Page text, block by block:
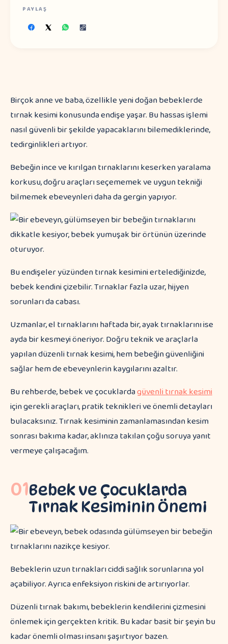
PAYLAŞ
Birçok anne ve baba, özellikle yeni doğan bebeklerde
tırnak kesimi konusunda endişe yaşar. Bu hassas işlemi
nasıl güvenli bir şekilde yapacaklarını bilemediklerinde,
tedirginlikleri artıyor.
Bebeğin ince ve kırılgan tırnaklarını keserken yaralama
korkusu, doğru araçları seçememek ve uygun tekniği
bilmemek ebeveynleri daha da gergin yapıyor.
Bu endişeler yüzünden tırnak kesimini ertelediğinizde,
bebek kendini çizebilir. Tırnaklar fazla uzar, hijyen
sorunları da cabası.
Uzmanlar, el tırnaklarını haftada bir, ayak tırnaklarını ise
ayda bir kesmeyi öneriyor. Doğru teknik ve araçlarla
yapılan düzenli tırnak kesimi, hem bebeğin güvenliğini
sağlar hem de ebeveynlerin kaygılarını azaltır.
Bu rehberde, bebek ve çocuklardagüvenli tırnak kesimi
için gerekli araçları, pratik teknikleri ve önemli detayları
bulacaksınız. Tırnak kesiminin zamanlamasından kesim
sonrası bakıma kadar, aklınıza takılan çoğu soruya yanıt
vermeye çalışacağım.
01Bebek ve Çocuklarda
Tırnak Kesiminin Önemi
Bebeklerin uzun tırnakları ciddi sağlık sorunlarına yol
açabiliyor. Ayrıca enfeksiyon riskini de artırıyorlar.
Düzenli tırnak bakımı, bebeklerin kendilerini çizmesini
önlemek için gerçekten kritik. Bu kadar basit bir şeyin bu
kadar önemli olması insanı şaşırtıyor bazen.